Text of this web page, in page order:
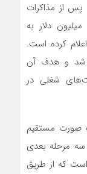
پس از مذاکرات
مستمر، آمادگی خود را برای پرداخت ۵۰ میلیون دلار به
کرده است.
شد و هدف آن
شغلی در
دلار به صورت مستقیم
مرحله بعدی
است که از طریق